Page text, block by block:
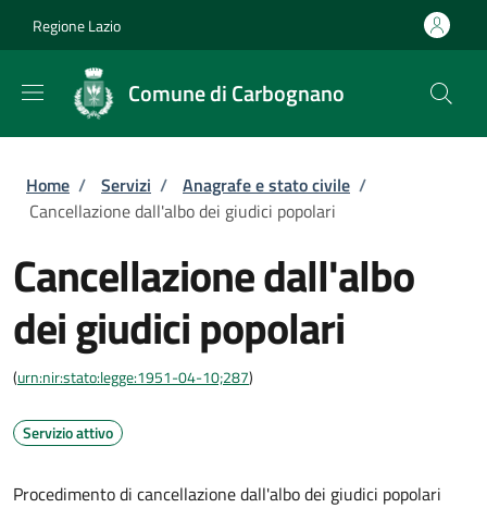
Regione Lazio
Comune di Carbognano
Briciole di pane
Home / Servizi / Anagrafe e stato civile /
Cancellazione dall'albo dei giudici popolari
Cancellazione dall'albo
dei giudici popolari
(urn:nir:stato:legge:1951-04-10;287)
Servizio attivo
Procedimento di cancellazione dall'albo dei giudici popolari